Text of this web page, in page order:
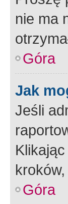
nie ma
Góra
Jak
Jeśli
Góra